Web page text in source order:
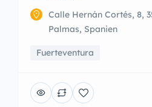
Calle Hernán Cortés, 8,
Palmas, Spanien
Fuerteventura